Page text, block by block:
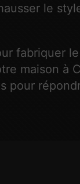
le
fabriquer
maison à
pour